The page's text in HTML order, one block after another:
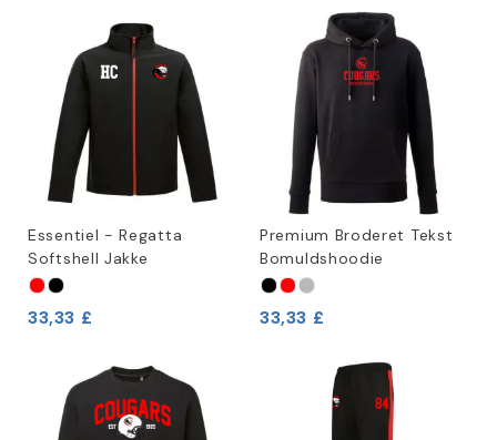
Essentiel - Regatta
Softshell Jakke
33,33 £
Premium Broderet Tekst
Bomuldshoodie
33,33 £